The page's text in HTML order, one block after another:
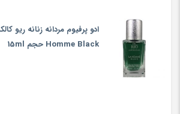
Homme Black حجم 15ml